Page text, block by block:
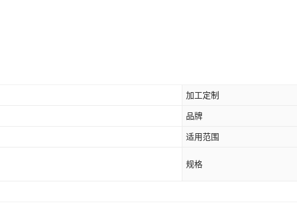
加工定制
品牌
适用范围
规格